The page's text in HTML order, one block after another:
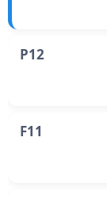
P12
F11